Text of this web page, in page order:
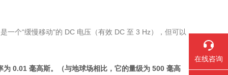
一个“缓慢移动"的 DC 电压（有效 DC 至 3 Hz），但可以
0.01 毫高斯。（与地球场相比，它的量级为 500 毫高
在线咨询